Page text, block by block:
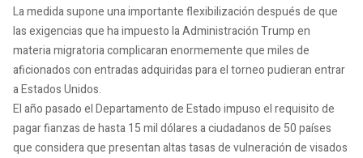
La medida supone una importante flexibilización después de que
las exigencias que ha impuesto la Administración Trump en
materia migratoria complicaran enormemente que miles de
aficionados con entradas adquiridas para el torneo pudieran entrar
a Estados Unidos.
El año pasado el Departamento de Estado impuso el requisito de
pagar fianzas de hasta 15 mil dólares a ciudadanos de 50 países
que considera que presentan altas tasas de vulneración de visados